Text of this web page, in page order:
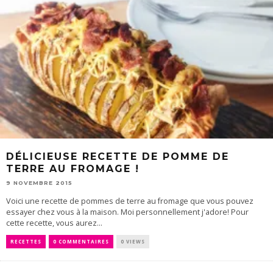
DÉLICIEUSE RECETTE DE POMME DE
TERRE AU FROMAGE !
9 NOVEMBRE 2015
Voici une recette de pommes de terre au fromage que vous pouvez
essayer chez vous à la maison. Moi personnellement j'adore! Pour
cette recette, vous aurez...
RECETTES 0 COMMENTAIRES 0 VIEWS